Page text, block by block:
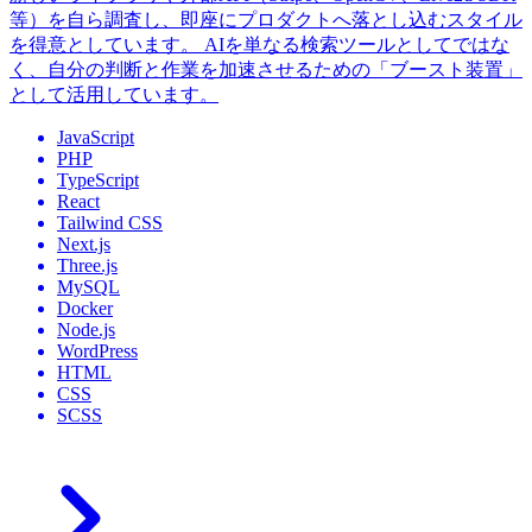
等）を自ら調査し、即座にプロダクトへ落とし込むスタイル
を得意としています。 AIを単なる検索ツールとしてではな
く、自分の判断と作業を加速させるための「ブースト装置」
として活用しています。
JavaScript
PHP
TypeScript
React
Tailwind CSS
Next.js
Three.js
MySQL
Docker
Node.js
WordPress
HTML
CSS
SCSS